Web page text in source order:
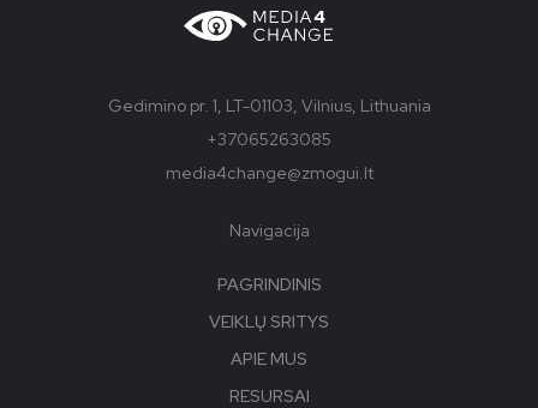
Gedimino pr. 1, LT-01103, Vilnius, Lithuania
+37065263085
media4change@zmogui.lt
Navigacija
PAGRINDINIS
VEIKLŲ SRITYS
APIE MUS
RESURSAI